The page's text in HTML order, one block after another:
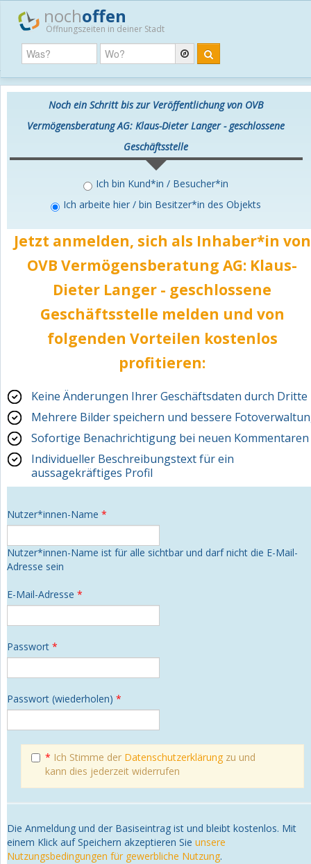
nochoffen
Öffnungszeiten in deiner Stadt
Noch ein Schritt bis zur Veröffentlichung von OVB
Vermögensberatung AG: Klaus-Dieter Langer - geschlossene
Geschäftsstelle
Ich bin Kund*in / Besucher*in
Ich arbeite hier / bin Besitzer*in des Objekts
Jetzt anmelden, sich als Inhaber*in von
OVB Vermögensberatung AG: Klaus-
Dieter Langer - geschlossene
Geschäftsstelle melden und von
folgenden Vorteilen kostenlos
profitieren:
Keine Änderungen Ihrer Geschäftsdaten durch Dritte
Mehrere Bilder speichern und bessere
Sofortige Benachrichtigung bei neuen Kommentaren
Individueller Beschreibungstext für ein
aussagekräftiges Profil
Nutzer*innen-Name *
Nutzer*innen-Name ist für alle sichtbar und darf nicht die E-Mail-
Adresse sein
E-Mail-Adresse *
Passwort *
Passwort (wiederholen) *
* Ich Stimme der Datenschutzerklärungzu und
kann dies jederzeit widerrufen
Die Anmeldung und der Basiseintrag ist und bleibt kostenlos. Mit
einem Klick auf Speichern akzeptieren Sie unsere
Nutzungsbedingungen für gewerbliche Nutzung.